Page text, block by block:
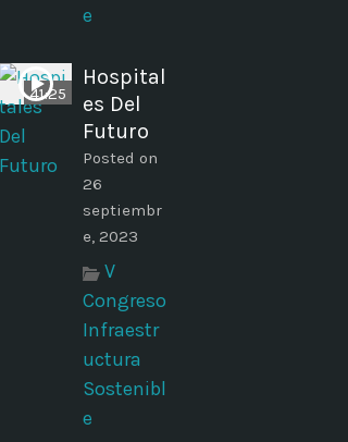
e
41:25
Hospital
es Del
Futuro
Posted on
26
septiembr
e, 2023
V
Congreso
Infraestr
uctura
Sostenibl
e